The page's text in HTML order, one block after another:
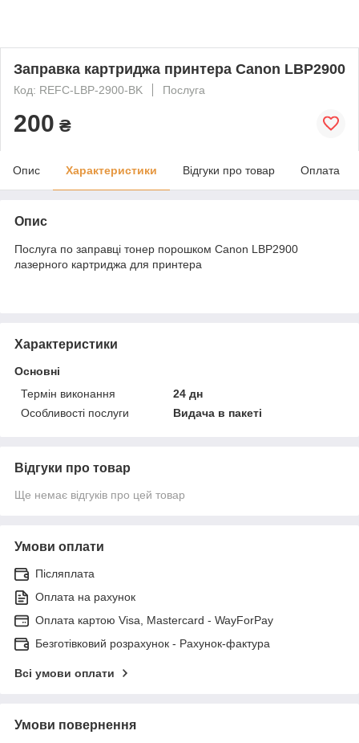
Заправка картриджа принтера Canon LBP2900
Код: REFC-LBP-2900-BK Послуга
200 ₴
Опис Характеристики Відгуки про товар Оплата
Опис
Послуга по заправці тонер порошком Canon LBP2900
лазерного картриджа для принтера
Характеристики
Основні
Термін виконання
24 дн
Особливості послуги
Видача в пакеті
Відгуки про товар
Ще немає відгуків про цей товар
Умови оплати
Післяплата
Оплата на рахунок
Оплата картою Visa, Mastercard - WayForPay
Безготівковий розрахунок - Рахунок-фактура
Всі умови оплати
Умови повернення